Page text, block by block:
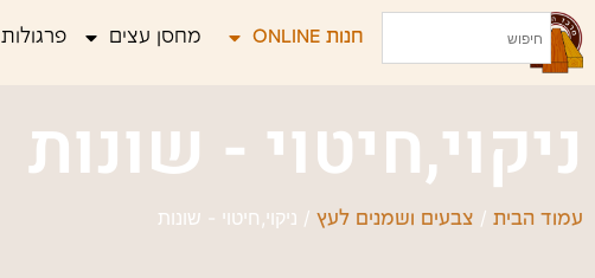
חנות ONLINE מחסן עצים פרגולות
ניקוי,חיטוי - שונות
עמוד הבית / צבעים ושמנים לעץ / ניקוי,חיטוי - שונות